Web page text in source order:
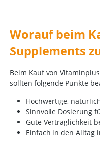
Worauf beim
Supplements
Beim Kauf von
sollten folgende Punkte
Hochwertige,
Sinnvolle Dosierung
Gute Verträglichkeit
Einfach in den Alltag